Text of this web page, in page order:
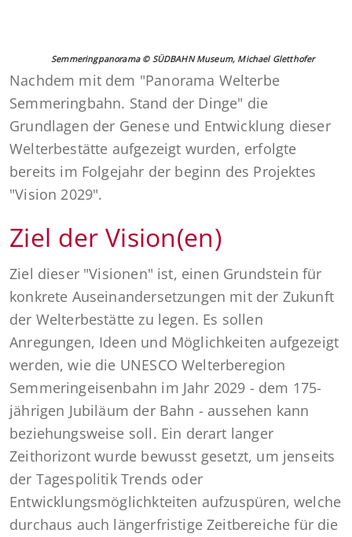
Semmeringpanorama © SÜDBAHN Museum, Michael Gletthofer
Nachdem mit dem "Panorama Welterbe
Semmeringbahn. Stand der Dinge" die
Grundlagen der Genese und Entwicklung dieser
Welterbestätte aufgezeigt wurden, erfolgte
bereits im Folgejahr der beginn des Projektes
"Vision 2029".
Ziel der Vision(en)
Ziel dieser "Visionen" ist, einen Grundstein für
konkrete Auseinandersetzungen mit der Zukunft
der Welterbestätte zu legen. Es sollen
Anregungen, Ideen und Möglichkeiten aufgezeigt
werden, wie die UNESCO Welterberegion
Semmeringeisenbahn im Jahr 2029 - dem 175-
jährigen Jubiläum der Bahn - aussehen kann
beziehungsweise soll. Ein derart langer
Zeithorizont wurde bewusst gesetzt, um jenseits
der Tagespolitik Trends oder
Entwicklungsmöglichkteiten aufzuspüren, welche
durchaus auch längerfristige Zeitbereiche für die